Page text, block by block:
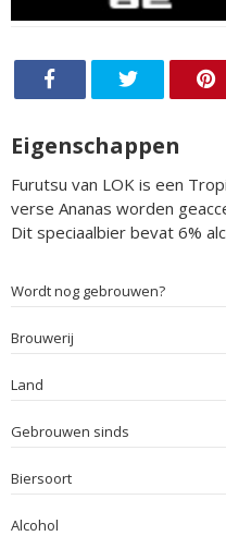
Eigenschappen
Furutsu van LOK is een
verse Ananas worden
Dit speciaalbier bevat 6%
Wordt nog gebrouwen?
Brouwerij
Land
Gebrouwen sinds
Biersoort
Alcohol